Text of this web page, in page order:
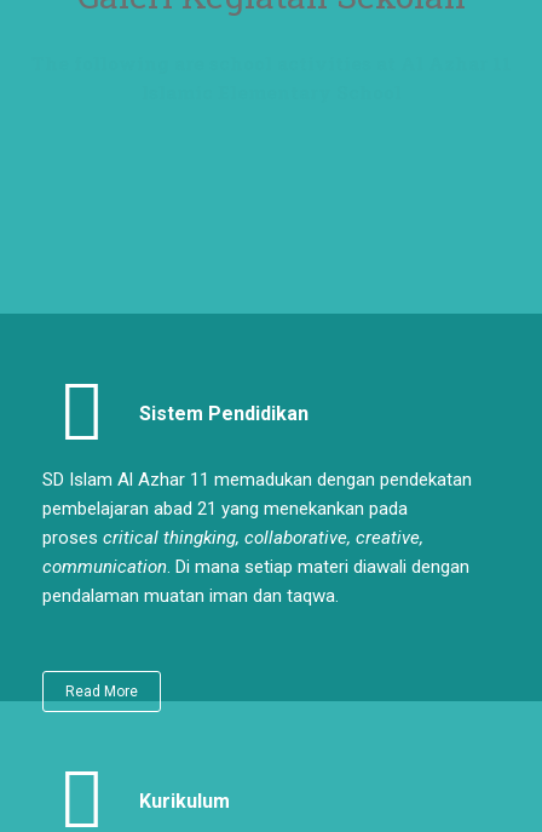
Sistem Pendidikan
SD Islam Al Azhar 11 memadukan dengan pendekatan
pembelajaran abad 21 yang menekankan pada
proses critical thingking, collaborative, creative,
communication. Di mana setiap materi diawali dengan
pendalaman muatan iman dan taqwa.
Read More
Kurikulum